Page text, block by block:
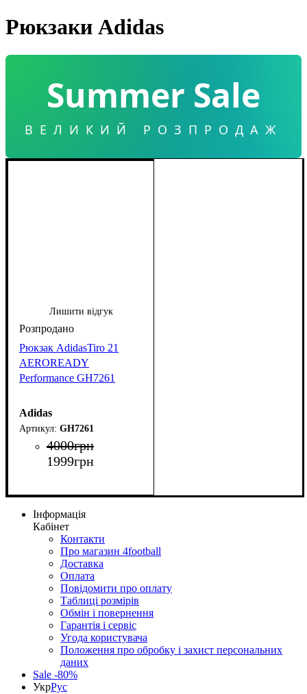
Рюкзаки Adidas
Summer Sale
ВЕЛИКИЙ РОЗПРОДАЖ
Лишити відгук
Рюкзак AdidasTiro 21
AEROREADY
Performance GH7261
Adidas
GH7261
4000грн
1999грн
Інформація
Кабінет
Контакти
Про магазин 4football
Доставка
Оплата
Повідомити про оплату
Таблиці розмірів
Обмін і повернення
Гарантія і сервіс
Угода користувача
Положення про обробку і захист персональних
даних
Sale -80%
УкрРус